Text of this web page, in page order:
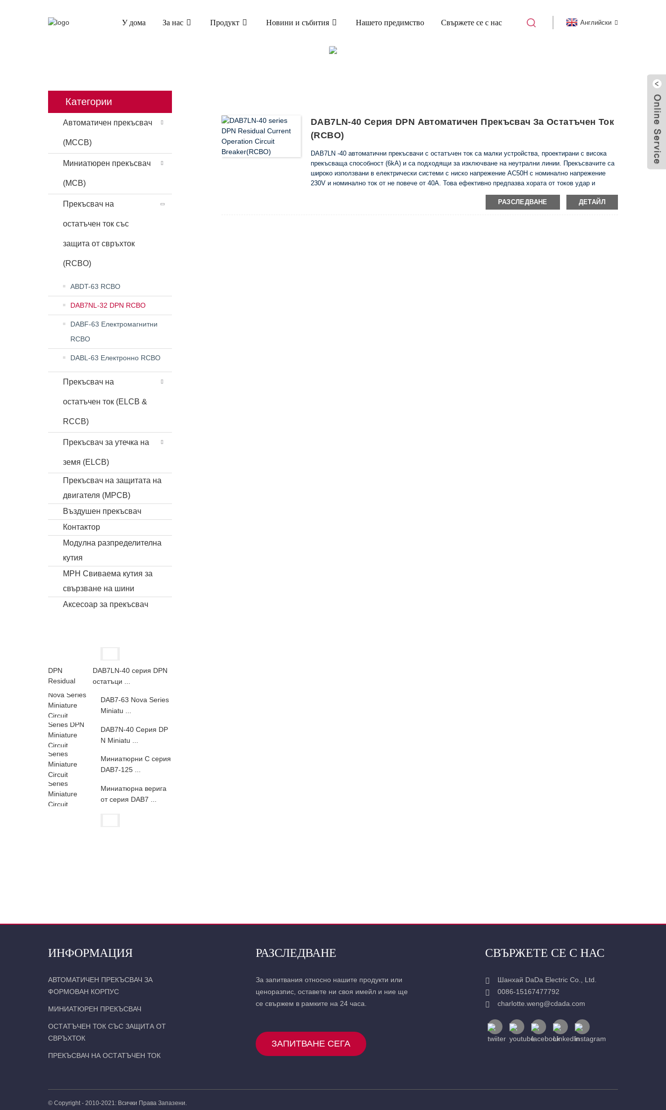
У дома За нас Продукт Новини и събития Нашето предимство Свържете се с нас Английски
Категории
Автоматичен прекъсвач
(MCCB)
Миниатюрен прекъсвач
(MCB)
Прекъсвач на
остатъчен ток със
защита от свръхток
(RCBO)
ABDT-63 RCBO
DAB7NL-32 DPN RCBO
DABF-63 Електромагнитни
RCBO
DABL-63 Електронно RCBO
Прекъсвач на
остатъчен ток (ELCB &
RCCB)
Прекъсвач за утечка на
земя (ELCB)
Прекъсвач на защитата на
двигателя (MPCB)
Въздушен прекъсвач
Контактор
Модулна разпределителна
кутия
MPH Свиваема кутия за
свързване на шини
Аксесоар за прекъсвач
DAB7LN-40 серия DPN
остатъци ...
DAB7-63 Nova Series
Miniatu ...
DAB7N-40 Серия DP
N Miniatu ...
Миниатюрни C серия
DAB7-125 ...
Миниатюрна верига
от серия DAB7 ...
DAB7LN-40 Серия DPN Автоматичен Прекъсвач За Остатъчен Ток
(RCBO)
DAB7LN -40 автоматични прекъсвачи с остатъчен ток са малки устройства, проектирани с висока
прекъсваща способност (6kA) и са подходящи за изключване на неутрални линии. Прекъсвачите са
широко използвани в електрически системи с ниско напрежение AC50H с номинално напрежение
230V и номинално ток от не повече от 40А. Това ефективно предпазва хората от токов удар и
оборудването на веригата от свръхток или късо съединение. Тези автоматични прекъсвачи са
подходящи и за предотвратяване на опасности от пожар в резултат на земни токове, причинени от
РАЗСЛЕДВАНЕ ДЕТАЙЛ
ИНФОРМАЦИЯ
АВТОМАТИЧЕН ПРЕКЪСВАЧ ЗА
ФОРМОВАН КОРПУС
МИНИАТЮРЕН ПРЕКЪСВАЧ
ОСТАТЪЧЕН ТОК СЪС ЗАЩИТА ОТ
СВРЪХТОК
ПРЕКЪСВАЧ НА ОСТАТЪЧЕН ТОК
РАЗСЛЕДВАНЕ
За запитвания относно нашите продукти или
ценоразпис, оставете ни своя имейл и ние ще
се свържем в рамките на 24 часа.
ЗАПИТВАНЕ СЕГА
СВЪРЖЕТЕ СЕ С НАС
Шанхай DaDa Electric Co., Ltd.
0086-15167477792
charlotte.weng@cdada.com
© Copyright - 2010-2021: Всички Права Запазени.